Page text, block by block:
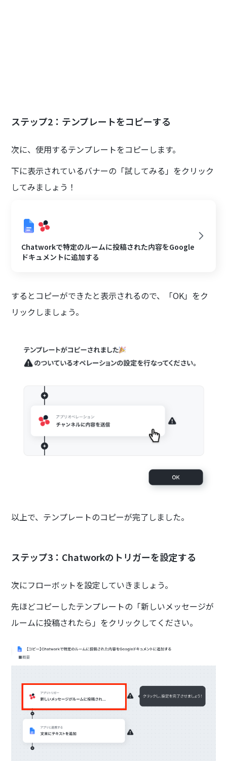
ステップ2：テンプレートをコピーする
次に、使用するテンプレートをコピーします。
下に表示されているバナーの「試してみる」をクリック
してみましょう！
Chatworkで特定のルームに投稿された内容をGoogle
ドキュメントに追加する
するとコピーができたと表示されるので、「OK」をク
リックしましょう。
以上で、テンプレートのコピーが完了しました。
ステップ3：Chatworkのトリガーを設定する
次にフローボットを設定していきましょう。
先ほどコピーしたテンプレートの「新しいメッセージが
ルームに投稿されたら」をクリックしてください。